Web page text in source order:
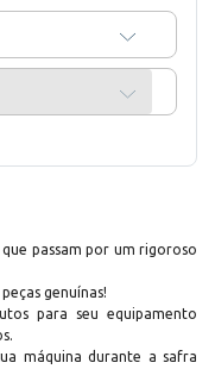
passam por um rigoroso
genuínas!
para seu equipamento
máquina durante a safra